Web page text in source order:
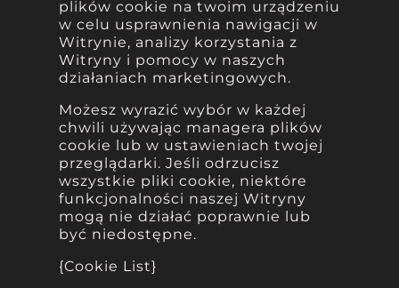
plików cookie na twoim urządzeniu
w celu usprawnienia nawigacji w
Witrynie, analizy korzystania z
Witryny i pomocy w naszych
działaniach marketingowych.
Możesz wyrazić wybór w każdej
chwili używając managera plików
cookie lub w ustawieniach twojej
przeglądarki. Jeśli odrzucisz
wszystkie pliki cookie, niektóre
funkcjonalności naszej Witryny
mogą nie działać poprawnie lub
być niedostępne.
{Cookie List}